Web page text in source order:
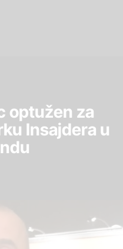
optužen za
Insajdera u